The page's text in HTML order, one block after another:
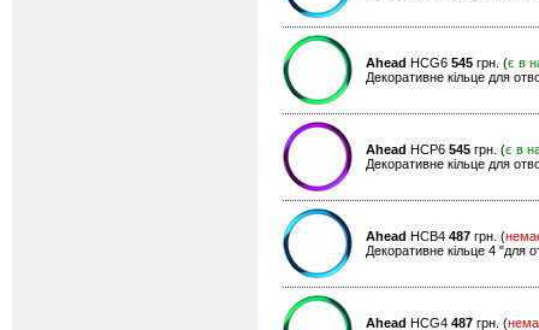
Ahead HCG6 545 грн. (є в
Декоративне кільце для
Ahead HCP6 545 грн. (є в
Декоративне кільце для
Ahead HCB4 487 грн. (
Декоративне кільце 4 "для
Ahead HCG4 487 грн. (